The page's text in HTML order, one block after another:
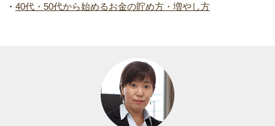
・ 40代・50代から始めるお金の貯め方・増やし方